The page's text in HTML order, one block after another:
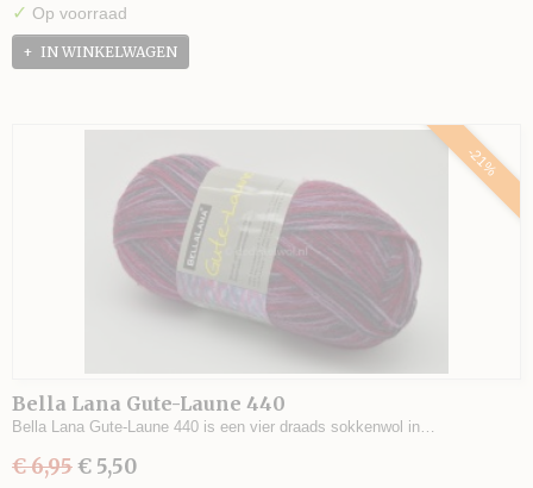
✓ Op voorraad
IN WINKELWAGEN
-21%
Bella Lana Gute-Laune 440
Bella Lana Gute-Laune 440 is een vier draads sokkenwol in…
€ 6,95€ 5,50